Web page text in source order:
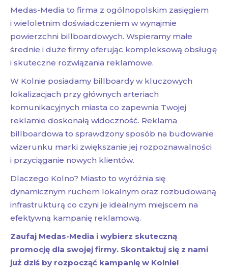
Medas-Media to firma z ogólnopolskim zasięgiem
i wieloletnim doświadczeniem w wynajmie
powierzchni billboardowych. Wspieramy małe
średnie i duże firmy oferując kompleksową obsługę
i skuteczne rozwiązania reklamowe.
W Kolnie posiadamy billboardy w kluczowych
lokalizacjach przy głównych arteriach
komunikacyjnych miasta co zapewnia Twojej
reklamie doskonałą widoczność. Reklama
billboardowa to sprawdzony sposób na budowanie
wizerunku marki zwiększanie jej rozpoznawalności
i przyciąganie nowych klientów.
Dlaczego Kolno? Miasto to wyróżnia się
dynamicznym ruchem lokalnym oraz rozbudowaną
infrastrukturą co czyni je idealnym miejscem na
efektywną kampanię reklamową.
Zaufaj Medas-Media i wybierz skuteczną
promocję dla swojej firmy. Skontaktuj się z nami
już dziś by rozpocząć kampanię w Kolnie!